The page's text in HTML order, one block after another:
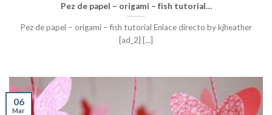
Pez de papel – origami – fish tutorial…
Pez de papel – origami – fish tutorial Enlace directo by kjheather
[ad_2] [...]
06
Mar